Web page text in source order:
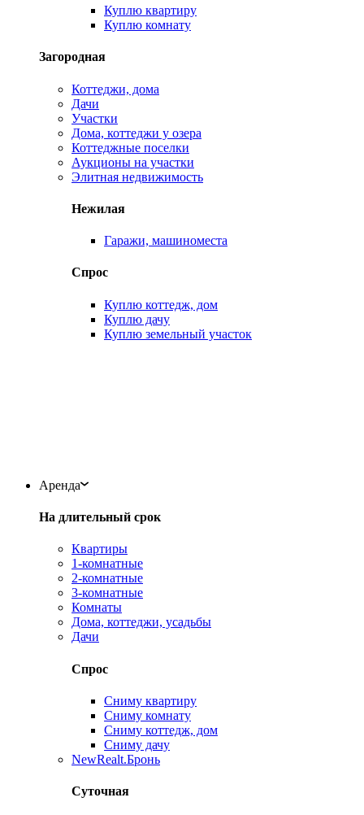
Куплю квартиру
Куплю комнату
Загородная
Коттеджи, дома
Дачи
Участки
Дома, коттеджи у озера
Коттеджные поселки
Аукционы на участки
Элитная недвижимость
Нежилая
Гаражи, машиноместа
Спрос
Куплю коттедж, дом
Куплю дачу
Куплю земельный участок
Аренда
На длительный срок
Квартиры
1-комнатные
2-комнатные
3-комнатные
Комнаты
Дома, коттеджи, усадьбы
Дачи
Спрос
Сниму квартиру
Сниму комнату
Сниму коттедж, дом
Сниму дачу
NewRealt.Бронь
Суточная